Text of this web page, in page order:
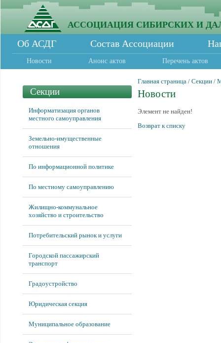
АССОЦИАЦИЯ СИБИРСКИХ И
Об АСДГ Состав Ассоциации
Новости Анонс актов Перечень актов
Секции
Информатизация органов
местного самоуправления
Земельно-имущественные
отношения
По информационной политике
По местному самоуправлению
Жилищно-коммунальное
хозяйство и строительство
Потребительский рынок и услуги
Городской пассажирский
транспорт
Градоустройство
Юридическая секция
Муниципальное образование
Главная страница / Секции /
Новости
Элемент не найден!
Возврат к списку